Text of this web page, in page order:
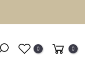
0 0